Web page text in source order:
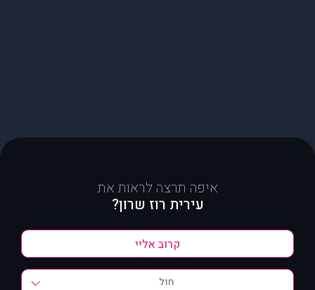
איפה תרצה לראות את
עירית רוז שרון?
חול